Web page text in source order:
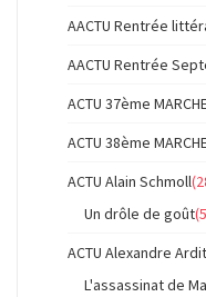
AACTU Rentrée
AACTU Rentrée
ACTU 37ème
ACTU 38ème
ACTU Alain Schmoll
Un drôle de goût
ACTU Alexandre
L'assassinat de